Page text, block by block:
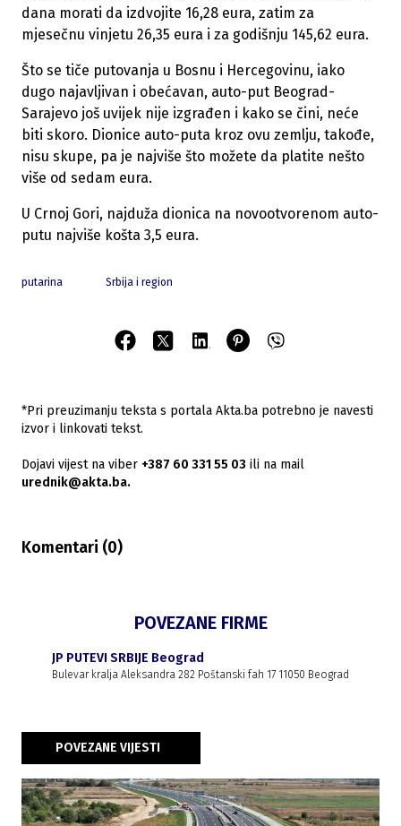
dana morati da izdvojite 16,28 eura, zatim za
mjesečnu vinjetu 26,35 eura i za godišnju 145,62 eura.
Što se tiče putovanja u Bosnu i Hercegovinu, iako
dugo najavljivan i obećavan, auto-put Beograd-
Sarajevo još uvijek nije izgrađen i kako se čini, neće
biti skoro. Dionice auto-puta kroz ovu zemlju, takođe,
nisu skupe, pa je najviše što možete da platite nešto
više od sedam eura.
U Crnoj Gori, najduža dionica na novootvorenom auto-
putu najviše košta 3,5 eura.
putarina Srbija i region
*Pri preuzimanju teksta s portala Akta.ba potrebno je navesti
izvor i linkovati tekst.
Dojavi vijest na viber +387 60 331 55 03 ili na mail
urednik@akta.ba.
Komentari (0)
POVEZANE FIRME
JP PUTEVI SRBIJE Beograd
Bulevar kralja Aleksandra 282 Poštanski fah 17 11050 Beograd
POVEZANE VIJESTI